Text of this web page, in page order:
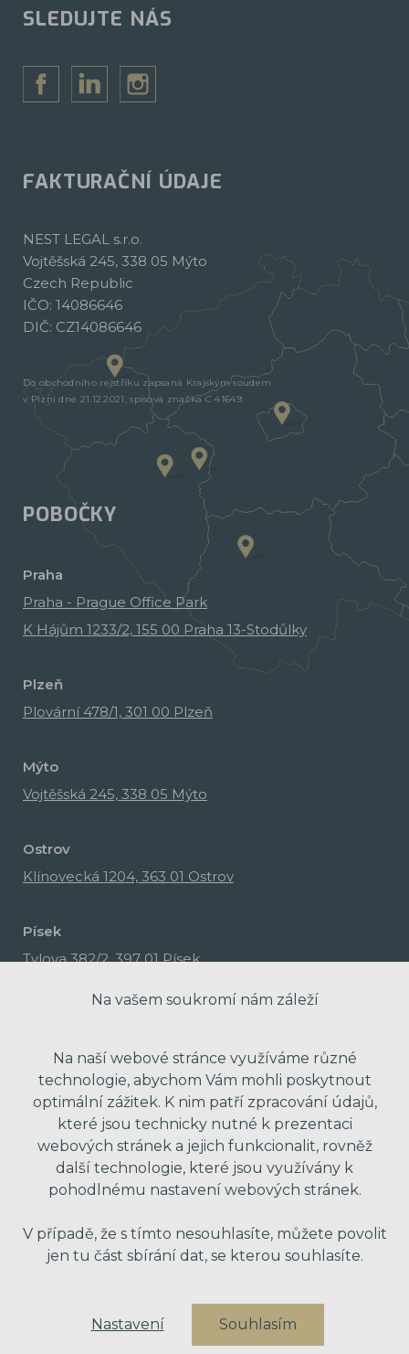
SLEDUJTE NÁS
FAKTURAČNÍ ÚDAJE
NEST LEGAL s.r.o.
Vojtěšská 245, 338 05 Mýto
Czech Republic
IČO: 14086646
DIČ: CZ14086646
Do obchodního rejstříku zapsaná Krajským soudem
v Plzni dne 21.12.2021, spisová značka C 41649.
POBOČKY
Praha
Praha - Prague Office Park
K Hájům 1233/2, 155 00 Praha 13-Stodůlky
Plzeň
Plovární 478/1, 301 00 Plzeň
Mýto
Vojtěšská 245, 338 05 Mýto
Ostrov
Klínovecká 1204, 363 01 Ostrov
Písek
Tylova 382/2, 397 01 Písek
Na vašem soukromí nám záleží
Na naší webové stránce využíváme různé
technologie, abychom Vám mohli poskytnout
optimální zážitek. K nim patří zpracování údajů,
které jsou technicky nutné k prezentaci
webových stránek a jejich funkcionalit, rovněž
další technologie, které jsou využívány k
pohodlnému nastavení webových stránek.
V případě, že s tímto nesouhlasíte, můžete povolit
jen tu část sbírání dat, se kterou souhlasíte.
Nastavení Souhlasím